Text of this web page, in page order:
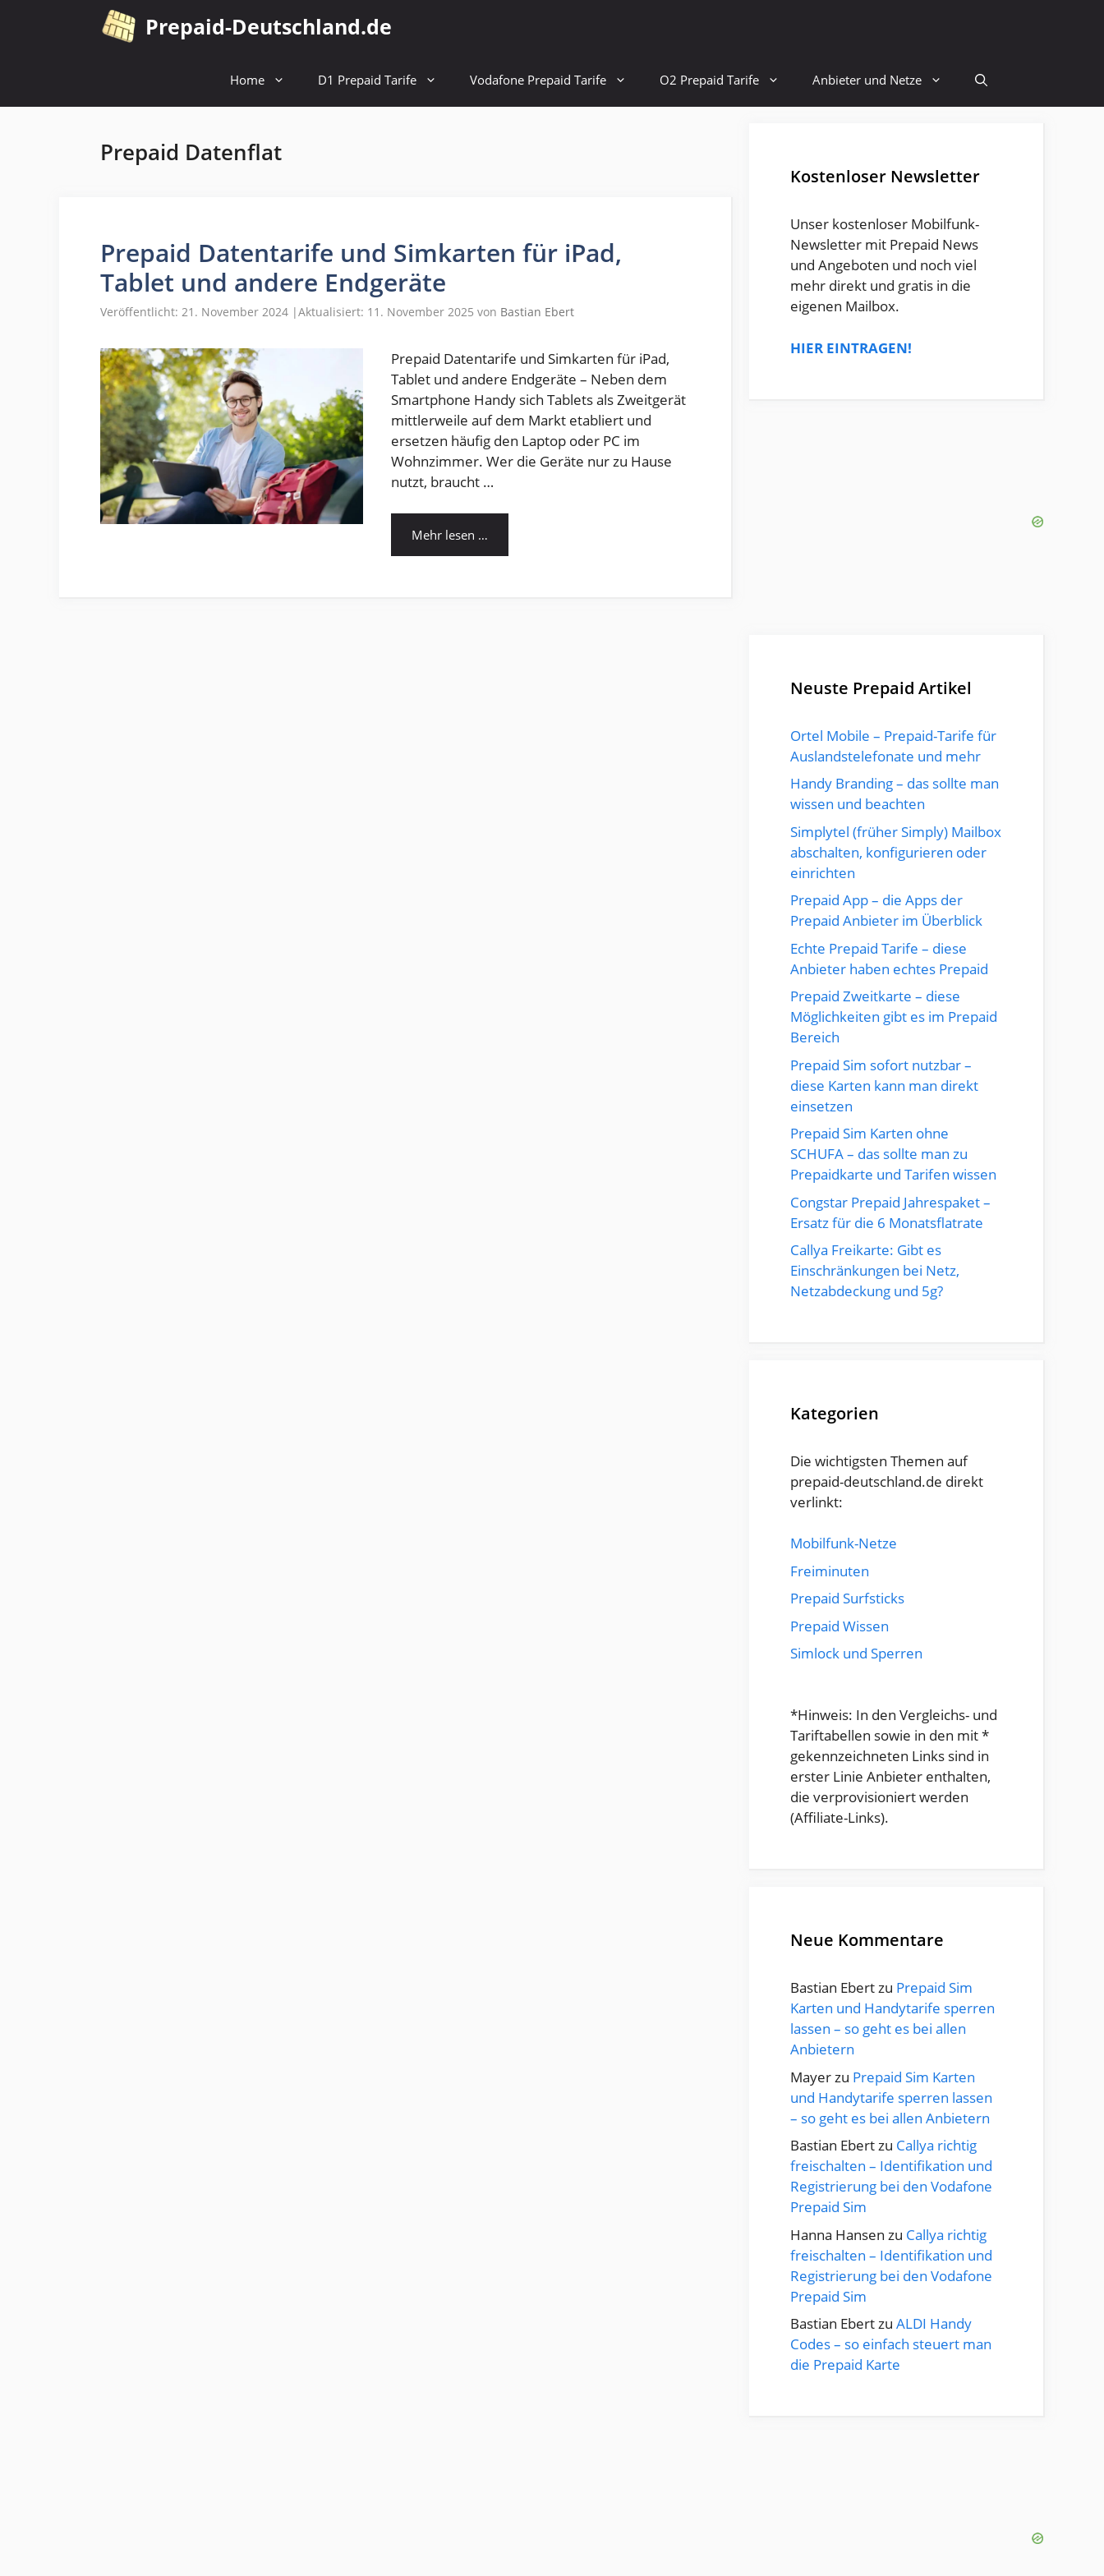
Prepaid-Deutschland.de
Home D1 Prepaid Tarife Vodafone Prepaid Tarife O2 Prepaid Tarife Anbieter und Netze
Prepaid Datenflat
Prepaid Datentarife und Simkarten für iPad,
Tablet und andere Endgeräte
Veröffentlicht: 21. November 2024 |Aktualisiert: 11. November 2025 von Bastian Ebert
Prepaid Datentarife und Simkarten für iPad,
Tablet und andere Endgeräte – Neben dem
Smartphone Handy sich Tablets als Zweitgerät
mittlerweile auf dem Markt etabliert und
ersetzen häufig den Laptop oder PC im
Wohnzimmer. Wer die Geräte nur zu Hause
nutzt, braucht …
Mehr lesen …
Kostenloser Newsletter
Unser kostenloser Mobilfunk-
Newsletter mit Prepaid News
und Angeboten und noch viel
mehr direkt und gratis in die
eigenen Mailbox.
HIER EINTRAGEN!
Neuste Prepaid Artikel
Ortel Mobile – Prepaid-Tarife für
Auslandstelefonate und mehr
Handy Branding – das sollte man
wissen und beachten
Simplytel (früher Simply) Mailbox
abschalten, konfigurieren oder
einrichten
Prepaid App – die Apps der
Prepaid Anbieter im Überblick
Echte Prepaid Tarife – diese
Anbieter haben echtes Prepaid
Prepaid Zweitkarte – diese
Möglichkeiten gibt es im Prepaid
Bereich
Prepaid Sim sofort nutzbar –
diese Karten kann man direkt
einsetzen
Prepaid Sim Karten ohne
SCHUFA – das sollte man zu
Prepaidkarte und Tarifen wissen
Congstar Prepaid Jahrespaket –
Ersatz für die 6 Monatsflatrate
Callya Freikarte: Gibt es
Einschränkungen bei Netz,
Netzabdeckung und 5g?
Kategorien
Die wichtigsten Themen auf
prepaid-deutschland.de direkt
verlinkt:
Mobilfunk-Netze
Freiminuten
Prepaid Surfsticks
Prepaid Wissen
Simlock und Sperren
*Hinweis: In den Vergleichs- und
Tariftabellen sowie in den mit *
gekennzeichneten Links sind in
erster Linie Anbieter enthalten,
die verprovisioniert werden
(Affiliate-Links).
Neue Kommentare
Bastian Ebertzu Prepaid Sim
Karten und Handytarife sperren
lassen – so geht es bei allen
Anbietern
Mayer zu Prepaid Sim Karten
und Handytarife sperren lassen
– so geht es bei allen Anbietern
Bastian Ebertzu Callya richtig
freischalten – Identifikation und
Registrierung bei den Vodafone
Prepaid Sim
Hanna Hansen zu Callya richtig
freischalten – Identifikation und
Registrierung bei den Vodafone
Prepaid Sim
Bastian Ebertzu ALDI Handy
Codes – so einfach steuert man
die Prepaid Karte